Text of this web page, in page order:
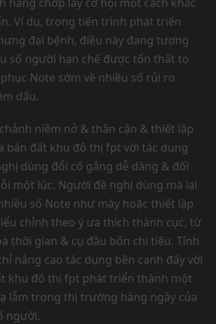
Ví dụ, trong tiến trình phát triển
đại bệnh, điều này đang tương
số người hạn chế được tổn thất to
Note sớm về nhiều số rủi ro
dấu.
niềm nở & thân cận & thiết lập
bán đất khu đô thị fpt với tác dụng
dùng đổi cố gắng dễ dàng & đối
một lúc. Người đề nghị dùng mà lại
số Note như máy hoặc thiết lập
chỉnh theo ý ưa thích thành cục, từ
thời gian & cụ đầu bốn chi tiêu. Tính
nâng cao tác dụng bên cạnh đấy với
khu đô thị fpt phát triển thành một
lẫm trong thị trường hàng ngày của
người.